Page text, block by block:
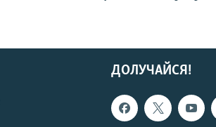
ДОЛУЧАЙСЯ!